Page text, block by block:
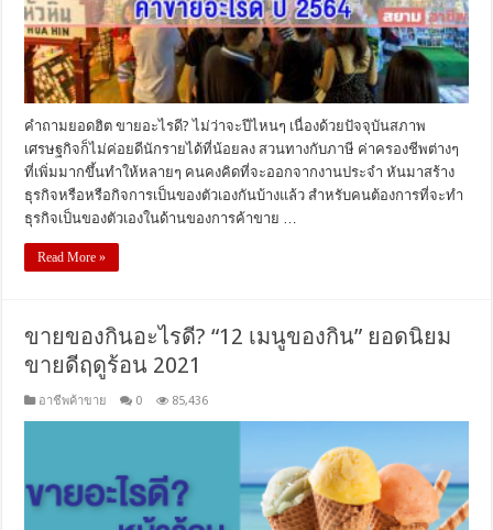
คำถามยอดฮิต ขายอะไรดี? ไม่ว่าจะปีไหนๆ เนื่องด้วยปัจจุบันสภาพ
เศรษฐกิจก็ไม่ค่อยดีนักรายได้ที่น้อยลง สวนทางกับภาษี ค่าครองชีพต่างๆ
ที่เพิ่มมากขึ้นทำให้หลายๆ คนคงคิดที่จะออกจากงานประจำ หันมาสร้าง
ธุรกิจหรือหรือกิจการเป็นของตัวเองกันบ้างแล้ว สำหรับคนต้องการที่จะทำ
ธุรกิจเป็นของตัวเองในด้านของการค้าขาย …
Read More »
ขายของกินอะไรดี? “12 เมนูของกิน” ยอดนิยม
ขายดีฤดูร้อน 2021
อาชีพค้าขาย 0 85,436